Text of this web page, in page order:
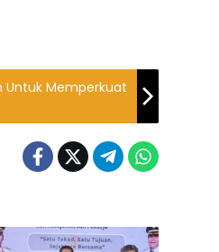
Untuk Memperkuat